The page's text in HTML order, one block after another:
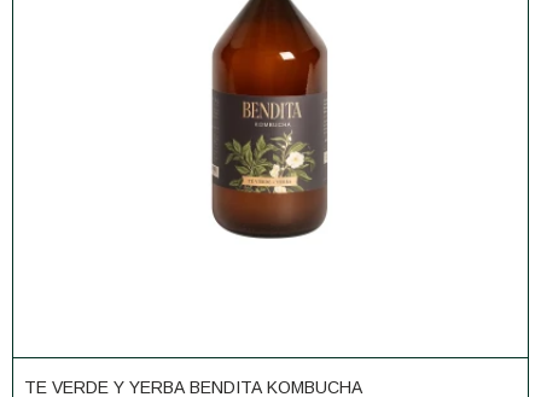
TE VERDE Y YERBA BENDITA KOMBUCHA